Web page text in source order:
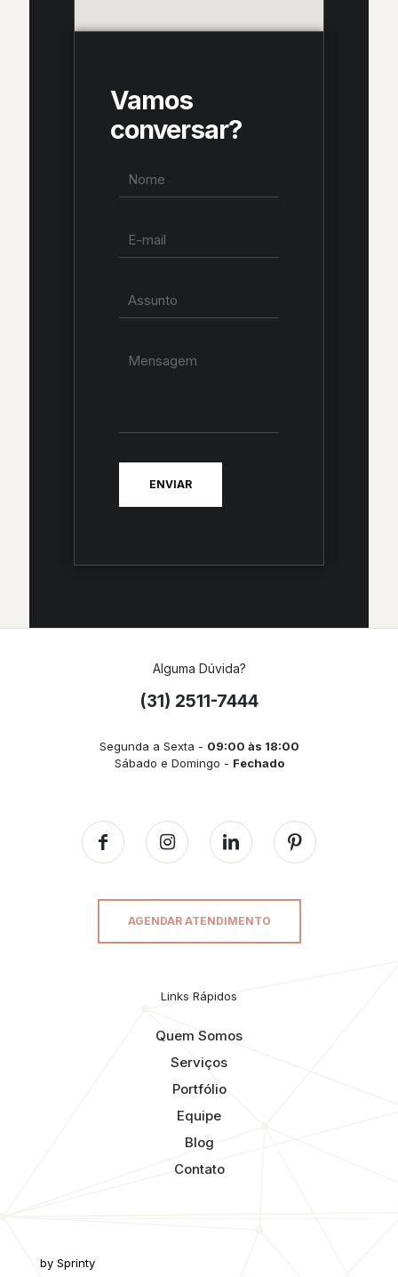
Vamos
conversar?
Alguma Dúvida?
(31) 2511-7444
Segunda a Sexta - 09:00 às 18:00
Sábado e Domingo - Fechado
AGENDAR ATENDIMENTO
Links Rápidos
Quem Somos
Serviços
Portfólio
Equipe
Blog
Contato
by Sprinty